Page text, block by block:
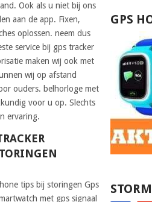
Ook als u niet bij ons
aan de app. Fixen,
oplossen. neem dus
service bij gps tracker
maken wij ook met
wij op afstand
ouders. belhorloge met
voor u op. Slechts
ervaring.
tips bij storingen Gps
met gps signaal
GPS